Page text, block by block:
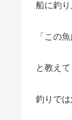
船に釣り
「この
と教えて
釣りで